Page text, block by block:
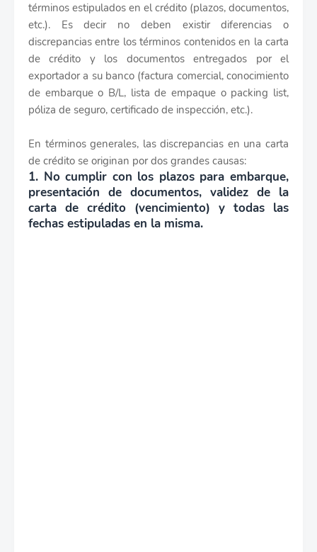
términos estipulados en el crédito (plazos, documentos,
etc.). Es decir no deben existir diferencias o
discrepancias entre los términos contenidos en la carta
de crédito y los documentos entregados por el
exportador a su banco (factura comercial, conocimiento
de embarque o B/L, lista de empaque o packing list,
póliza de seguro, certificado de inspección, etc.).
En términos generales, las discrepancias en una carta
de crédito se originan por dos grandes causas:
1. No cumplir con los plazos para embarque,
presentación de documentos, validez de la
carta de crédito (vencimiento) y todas las
fechas estipuladas en la misma.